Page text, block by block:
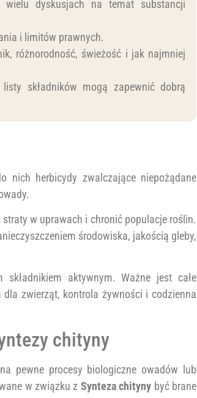
dyskusjach na temat substancji
i limitów prawnych.
różnorodność, świeżość i jak najmniej
składników mogą zapewnić dobrą
nich herbicydy zwalczające niepożądane
w uprawach i chronić populacje roślin.
środowiska, jakością gleby,
aktywnym. Ważne jest całe
zwierząt, kontrola żywności i codzienna
chityny
pewne procesy biologiczne owadów lub
w związku z Synteza chityny być brane